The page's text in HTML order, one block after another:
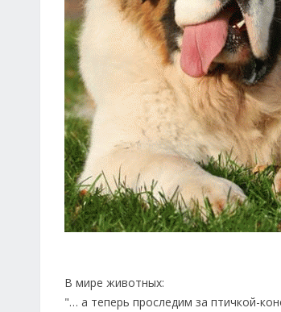
В мире животных:
"… а теперь проследим за птичкой-